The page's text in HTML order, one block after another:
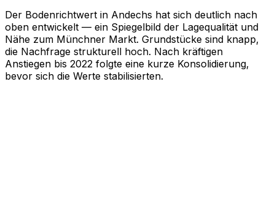
Der Bodenrichtwert in Andechs hat sich deutlich nach
oben entwickelt — ein Spiegelbild der Lagequalität und
Nähe zum Münchner Markt. Grundstücke sind knapp,
die Nachfrage strukturell hoch. Nach kräftigen
Anstiegen bis 2022 folgte eine kurze Konsolidierung,
bevor sich die Werte stabilisierten.